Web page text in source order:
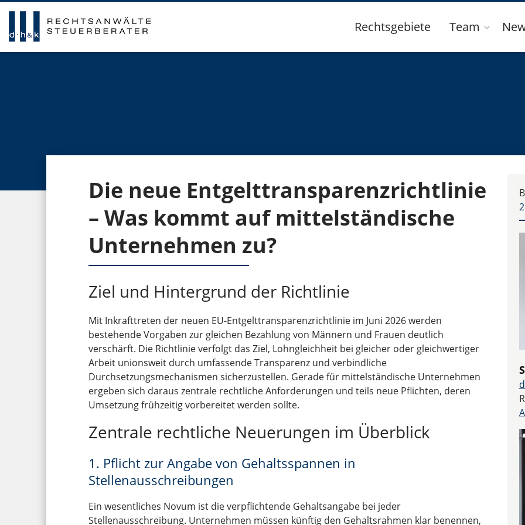
Rechtsgebiete Team
Die neue Entgelttransparenzrichtlinie
– Was kommt auf mittelständische
Unternehmen zu?
Ziel und Hintergrund der Richtlinie
Mit Inkrafttreten der neuen EU-Entgelttransparenzrichtlinie im Juni 2026 werden
bestehende Vorgaben zur gleichen Bezahlung von Männern und Frauen deutlich
verschärft. Die Richtlinie verfolgt das Ziel, Lohngleichheit bei gleicher oder gleichwertiger
Arbeit unionsweit durch umfassende Transparenz und verbindliche
Durchsetzungsmechanismen sicherzustellen. Gerade für mittelständische Unternehmen
ergeben sich daraus zentrale rechtliche Anforderungen und teils neue Pflichten, deren
Umsetzung frühzeitig vorbereitet werden sollte.
Zentrale rechtliche Neuerungen im Überblick
1. Pflicht zur Angabe von Gehaltsspannen in
Stellenausschreibungen
Ein wesentliches Novum ist die verpflichtende Gehaltsangabe bei jeder
Stellenausschreibung. Unternehmen müssen künftig den Gehaltsrahmen klar benennen,